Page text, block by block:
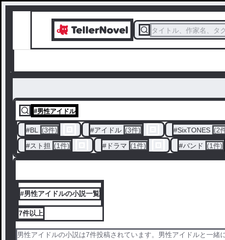
タイトル、作家名、タ
#男性アイドル
#BL (3件) #アイドル (3件) #SixTONES (2
#スト担 (1件) # ドラマ (1件) #バンド (1件)
#男性アイドルの小説一覧
7件以上
男性アイドルの小説は7件投稿されています。男性アイドルと一